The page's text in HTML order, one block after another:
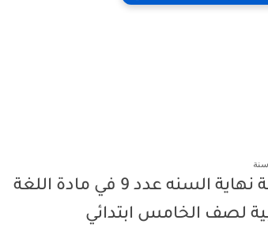
أسئلة نهاية السنه عدد 9 في مادة اللغة
لصف الخامس ابتدائي